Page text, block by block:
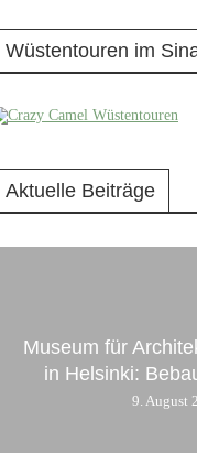
Wüstentouren im
Aktuelle Beiträge
Museum für
in Helsinki:
9. August